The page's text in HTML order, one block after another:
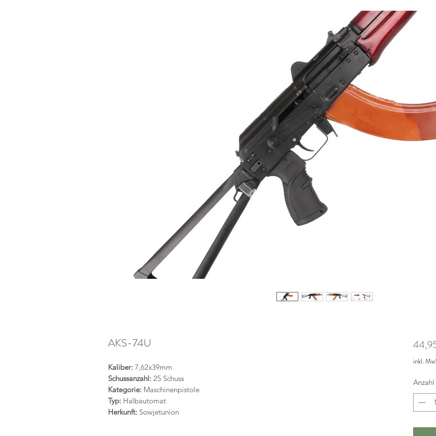
AKS-74U
Kaliber: 7,62x39mm
Schussanzahl: 25 Schuss
Kategorie: Maschinenpistole
Typ: Halbautomat
Herkunft: Sowjetunion
inkl.
Anzahl